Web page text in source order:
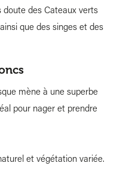
des Cateaux verts
que des singes et des
mène à une superbe
pour nager et prendre
et végétation variée.